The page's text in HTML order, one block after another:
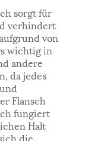
sorgt für
verhindert
von
wichtig in
andere
da jedes
Flansch
fungiert
Halt
die